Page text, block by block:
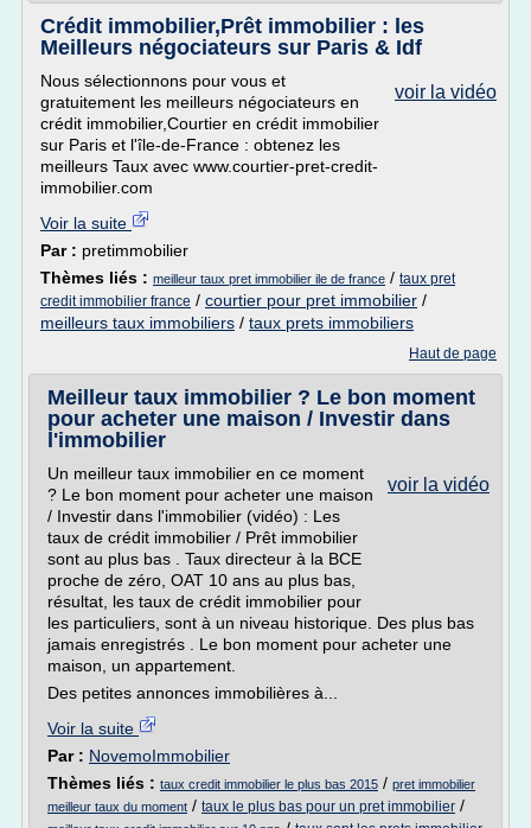
Crédit immobilier,Prêt immobilier : les
Meilleurs négociateurs sur Paris & Idf
voir la vidéo
Nous sélectionnons pour vous et
gratuitement les meilleurs négociateurs en
crédit immobilier,Courtier en crédit immobilier
sur Paris et l'île-de-France : obtenez les
meilleurs Taux avec www.courtier-pret-credit-
immobilier.com
Voir la suite
Par : pretimmobilier
Thèmes liés : meilleur taux pret immobilier ile de france / taux pret
credit immobilier france / courtier pour pret immobilier /
meilleurs taux immobiliers / taux prets immobiliers
Haut de page
Meilleur taux immobilier ? Le bon moment
pour acheter une maison / Investir dans
l'immobilier
voir la vidéo
Un meilleur taux immobilier en ce moment
? Le bon moment pour acheter une maison
/ Investir dans l'immobilier (vidéo) : Les
taux de crédit immobilier / Prêt immobilier
sont au plus bas . Taux directeur à la BCE
proche de zéro, OAT 10 ans au plus bas,
résultat, les taux de crédit immobilier pour
les particuliers, sont à un niveau historique. Des plus bas
jamais enregistrés . Le bon moment pour acheter une
maison, un appartement.
Des petites annonces immobilières à...
Voir la suite
Par : NovemoImmobilier
Thèmes liés : taux credit immobilier le plus bas 2015 / pret immobilier
meilleur taux du moment / taux le plus bas pour un pret immobilier /